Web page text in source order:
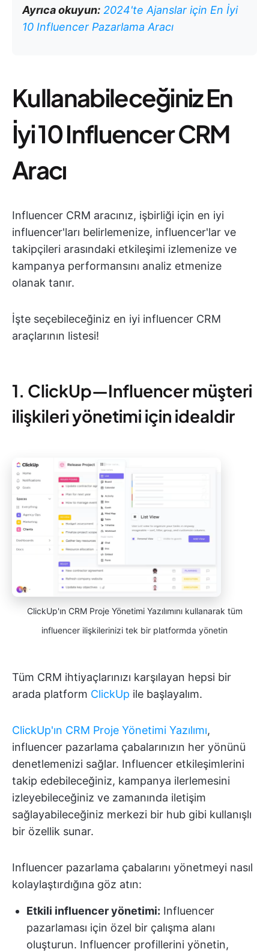
Ayrıca okuyun: 2024'te Ajanslar için En İyi
10 Influencer Pazarlama Aracı
Kullanabileceğiniz En
İyi 10 Influencer CRM
Aracı
Influencer CRM aracınız, işbirliği için en iyi
influencer'ları belirlemenize, influencer'lar ve
takipçileri arasındaki etkileşimi izlemenize ve
kampanya performansını analiz etmenize
olanak tanır.
İşte seçebileceğiniz en iyi influencer CRM
araçlarının listesi!
1. ClickUp—Influencer müşteri
ilişkileri yönetimi için idealdir
ClickUp'ın CRM Proje Yönetimi Yazılımını kullanarak tüm
influencer ilişkilerinizi tek bir platformda yönetin
Tüm CRM ihtiyaçlarınızı karşılayan hepsi bir
arada platform ClickUp ile başlayalım.
ClickUp'ın CRM Proje Yönetimi Yazılımı,
influencer pazarlama çabalarınızın her yönünü
denetlemenizi sağlar. Influencer etkileşimlerini
takip edebileceğiniz, kampanya ilerlemesini
izleyebileceğiniz ve zamanında iletişim
sağlayabileceğiniz merkezi bir hub gibi kullanışlı
bir özellik sunar.
Influencer pazarlama çabalarını yönetmeyi nasıl
kolaylaştırdığına göz atın:
Etkili influencer yönetimi: Influencer
pazarlaması için özel bir çalışma alanı
oluşturun. Influencer profillerini yönetin,